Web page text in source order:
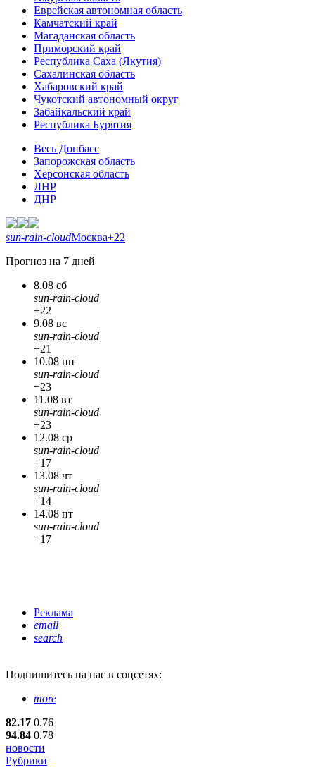
Еврейская автономная область
Камчатский край
Магаданская область
Приморский край
Республика Саха (Якутия)
Сахалинская область
Хабаровский край
Чукотский автономный округ
Забайкальский край
Республика Бурятия
Весь Донбасс
Запорожская область
Херсонская область
ЛНР
ДНР
sun-rain-cloudМосква+22
Прогноз на 7 дней
8.08 сб
sun-rain-cloud
+22
9.08 вс
sun-rain-cloud
+21
10.08 пн
sun-rain-cloud
+23
11.08 вт
sun-rain-cloud
+23
12.08 ср
sun-rain-cloud
+17
13.08 чт
sun-rain-cloud
+14
14.08 пт
sun-rain-cloud
+17
Реклама
email
search
Подпишитесь на нас в соцсетях:
more
82.17 0.76
94.84 0.78
новости
Рубрики